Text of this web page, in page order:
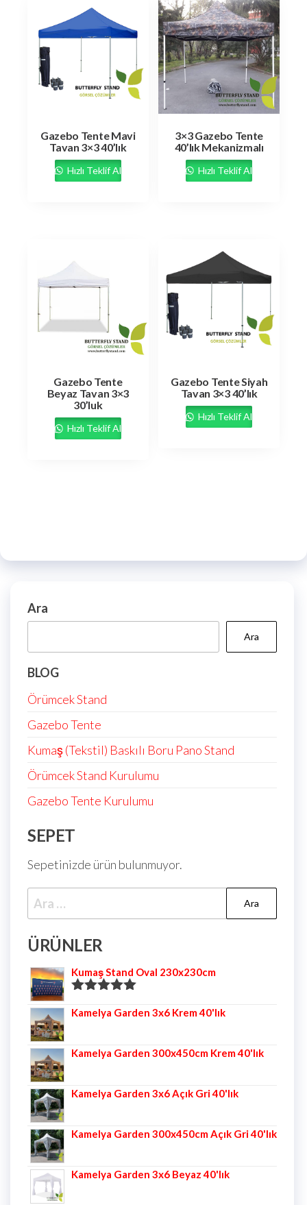
Gazebo Tente Mavi
Tavan 3×3 40’lık
Hızlı Teklif Al
3×3 Gazebo Tente
40’lık Mekanizmalı
Hızlı Teklif Al
Gazebo Tente
Beyaz Tavan 3×3
30’luk
Hızlı Teklif Al
Gazebo Tente Siyah
Tavan 3×3 40’lık
Hızlı Teklif Al
Ara
Ara
BLOG
Örümcek Stand
Gazebo Tente
Kumaş (Tekstil) Baskılı Boru Pano Stand
Örümcek Stand Kurulumu
Gazebo Tente Kurulumu
SEPET
Sepetinizde ürün bulunmuyor.
ÜRÜNLER
Kumaş Stand Oval 230x230cm
5.00oy aldı
Kamelya Garden 3x6 Krem 40'lık
Kamelya Garden 300x450cm Krem 40'lık
Kamelya Garden 3x6 Açık Gri 40'lık
Kamelya Garden 300x450cm Açık Gri 40'lık
Kamelya Garden 3x6 Beyaz 40'lık